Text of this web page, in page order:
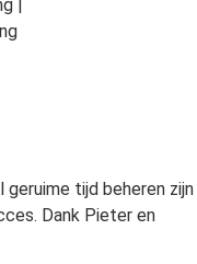
tijd beheren zijn
Dank Pieter en